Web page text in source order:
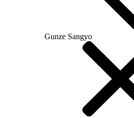
Gunze Sangyo